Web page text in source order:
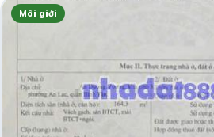
Môi giới